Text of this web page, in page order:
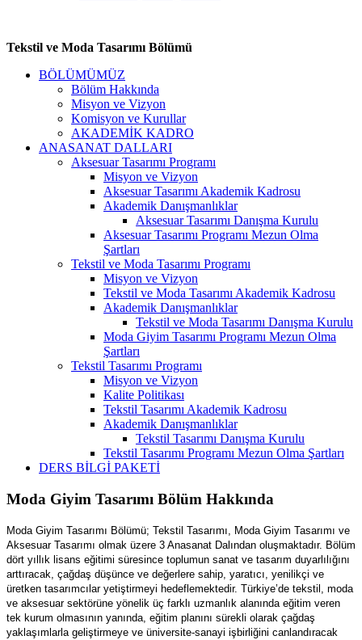
Tekstil ve Moda Tasarımı Bölümü
BÖLÜMÜMÜZ
Bölüm Hakkında
Misyon ve Vizyon
Komisyon ve Kurullar
AKADEMİK KADRO
ANASANAT DALLARI
Aksesuar Tasarımı Programı
Misyon ve Vizyon
Aksesuar Tasarımı Akademik Kadrosu
Akademik Danışmanlıklar
Aksesuar Tasarımı Danışma Kurulu
Aksesuar Tasarımı Programı Mezun Olma
Şartları
Tekstil ve Moda Tasarımı Programı
Misyon ve Vizyon
Tekstil ve Moda Tasarımı Akademik Kadrosu
Akademik Danışmanlıklar
Tekstil ve Moda Tasarımı Danışma Kurulu
Moda Giyim Tasarımı Programı Mezun Olma
Şartları
Tekstil Tasarımı Programı
Misyon ve Vizyon
Kalite Politikası
Tekstil Tasarımı Akademik Kadrosu
Akademik Danışmanlıklar
Tekstil Tasarımı Danışma Kurulu
Tekstil Tasarımı Programı Mezun Olma Şartları
DERS BİLGİ PAKETİ
Moda Giyim Tasarımı Bölüm Hakkında
Moda Giyim Tasarımı Bölümü; Tekstil Tasarımı, Moda Giyim Tasarımı ve
Aksesuar Tasarımı olmak üzere 3 Anasanat Dalından oluşmaktadır. Bölüm
dört yıllık lisans eğitimi süresince toplumun sanat ve tasarım duyarlılığını
arttıracak, çağdaş düşünce ve değerlere sahip, yaratıcı, yenilikçi ve
üretken tasarımcılar yetiştirmeyi hedeflemektedir. Türkiye’de tekstil, moda
ve aksesuar sektörüne yönelik üç farklı uzmanlık alanında eğitim veren
tek kurum olmasının yanında, eğitim planını sürekli olarak çağdaş
yaklaşımlarla geliştirmeye ve üniversite-sanayi işbirliğini canlandıracak